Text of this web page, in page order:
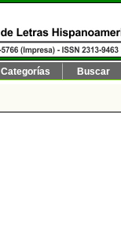
Categorías Buscar